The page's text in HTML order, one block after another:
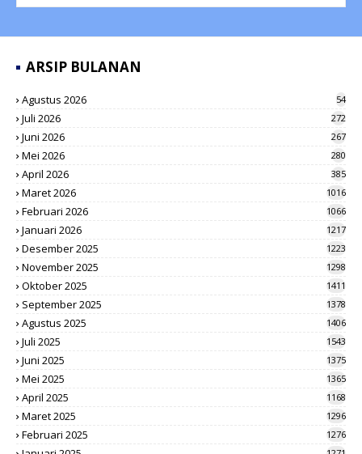
ARSIP BULANAN
Agustus 2026 54
Juli 2026 272
Juni 2026 267
Mei 2026 280
April 2026 385
Maret 2026 1016
Februari 2026 1066
Januari 2026 1217
Desember 2025 1223
November 2025 1298
Oktober 2025 1411
September 2025 1378
Agustus 2025 1406
Juli 2025 1543
Juni 2025 1375
Mei 2025 1365
April 2025 1168
Maret 2025 1296
Februari 2025 1276